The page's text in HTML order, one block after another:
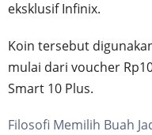
eksklusif Infinix.
Koin tersebut
mulai dari voucher
Smart 10 Plus.
Filosofi Memilih Buah